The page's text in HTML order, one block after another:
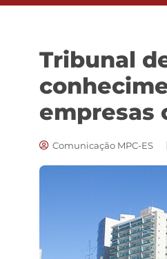
Tribunal
empresas
Comunicação MPC-ES